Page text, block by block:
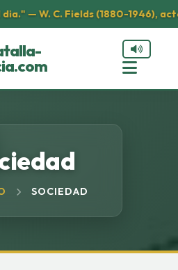
— W. C. Fields (1880-1946),
SOCIEDAD